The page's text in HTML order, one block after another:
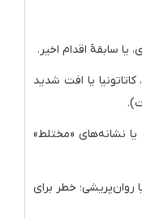
یا سابقهٔ اقدام اخیر.
یا افت شدید
نشانه‌های «مختلط»
روان‌پریشی؛ خطر برای